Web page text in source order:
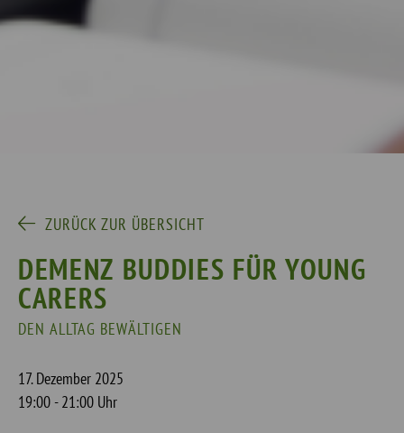
ZURÜCK ZUR ÜBERSICHT
DEMENZ BUDDIES FÜR YOUNG
CARERS
DEN ALLTAG BEWÄLTIGEN
17. Dezember 2025
19:00 - 21:00 Uhr